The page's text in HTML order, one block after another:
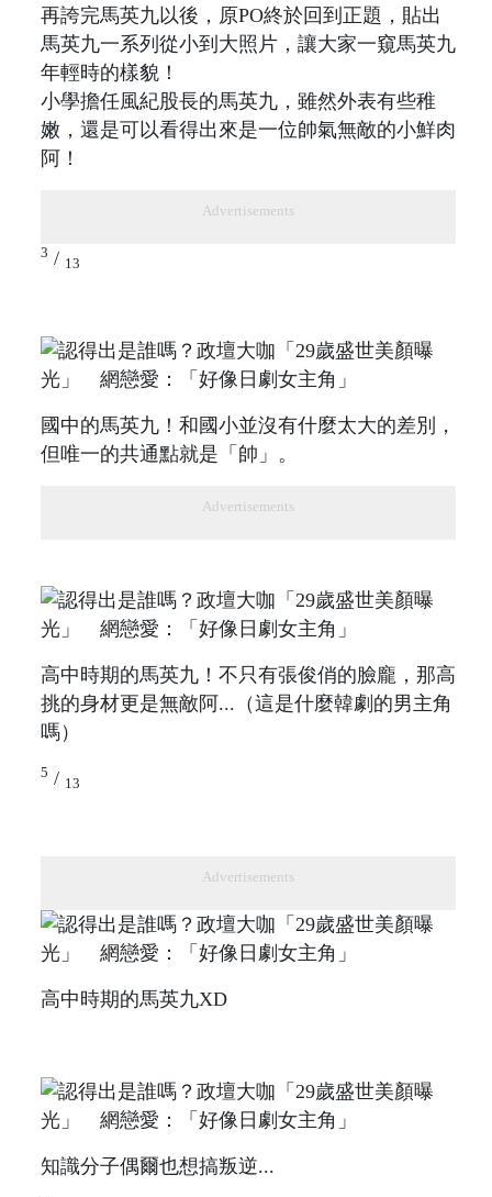
再誇完馬英九以後，原PO終於回到正題，貼出
馬英九一系列從小到大照片，讓大家一窺馬英九
年輕時的樣貌！
小學擔任風紀股長的馬英九，雖然外表有些稚
嫩，還是可以看得出來是一位帥氣無敵的小鮮肉
阿！
Advertisements
3 / 13
國中的馬英九！和國小並沒有什麼太大的差別，
但唯一的共通點就是「帥」。
Advertisements
高中時期的馬英九！不只有張俊俏的臉龐，那高
挑的身材更是無敵阿...（這是什麼韓劇的男主角
嗎）
5 / 13
Advertisements
高中時期的馬英九XD
知識分子偶爾也想搞叛逆...